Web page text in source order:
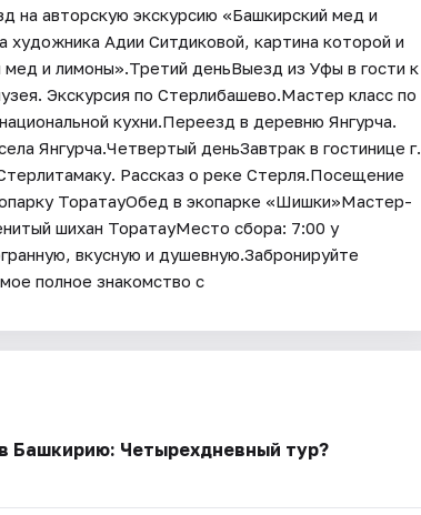
на авторскую экскурсию «Башкирский мед и
художника Адии Ситдиковой, картина которой и
и лимоны».Третий деньВыезд из Уфы в гости к
Экскурсия по Стерлибашево.Мастер класс по
кухни.Переезд в деревню Янгурча.
Янгурча.Четвертый деньЗавтрак в гостинице г.
Рассказ о реке Стерля.Посещение
ТоратауОбед в экопарке «Шишки»Мастер-
шихан ТоратауМесто сбора: 7:00 у
вкусную и душевную.Забронируйте
полное знакомство с
Башкирию: Четырехдневный тур?